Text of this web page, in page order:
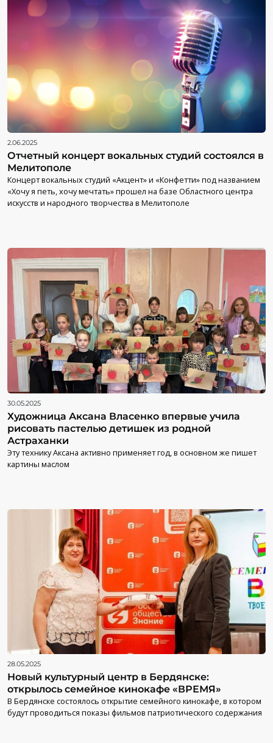
2.06.2025
Отчетный концерт вокальных студий состоялся в
Мелитополе
Концерт вокальных студий «Акцент» и «Конфетти» под названием
«Хочу я петь, хочу мечтать» прошел на базе Областного центра
искусств и народного творчества в Мелитополе
30.05.2025
Художница Аксана Власенко впервые учила
рисовать пастелью детишек из родной
Астраханки
Эту технику Аксана активно применяет год, в основном же пишет
картины маслом
28.05.2025
Новый культурный центр в Бердянске:
открылось семейное кинокафе «ВРЕМЯ»
В Бердянске состоялось открытие семейного кинокафе, в котором
будут проводиться показы фильмов патриотического содержания